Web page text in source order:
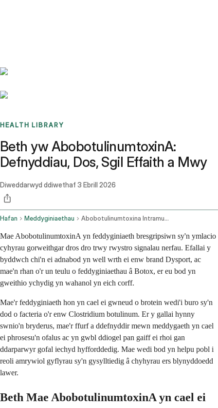
HEALTH LIBRARY
Beth yw AbobotulinumtoxinA:
Defnyddiau, Dos, Sgil Effaith a Mwy
Diweddarwyd ddiwethaf 3 Ebrill 2026
Hafan Meddyginiaethau Abobotulinumtoxina Intramuscular Route
Mae AbobotulinumtoxinA yn feddyginiaeth bresgripsiwn sy'n ymlacio
cyhyrau gorweithgar dros dro trwy rwystro signalau nerfau. Efallai y
byddwch chi'n ei adnabod yn well wrth ei enw brand Dysport, ac
mae'n rhan o'r un teulu o feddyginiaethau â Botox, er eu bod yn
gweithio ychydig yn wahanol yn eich corff.
Mae'r feddyginiaeth hon yn cael ei gwneud o brotein wedi'i buro sy'n
dod o facteria o'r enw Clostridium botulinum. Er y gallai hynny
swnio'n bryderus, mae'r ffurf a ddefnyddir mewn meddygaeth yn cael
ei phrosesu'n ofalus ac yn gwbl ddiogel pan gaiff ei rhoi gan
ddarparwyr gofal iechyd hyfforddedig. Mae wedi bod yn helpu pobl i
reoli amrywiol gyflyrau sy'n gysylltiedig â chyhyrau ers blynyddoedd
lawer.
Beth Mae AbobotulinumtoxinA yn cael ei